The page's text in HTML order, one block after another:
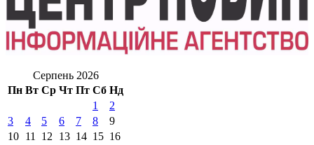
Серпень 2026
Пн Вт Ср Чт Пт Сб Нд
1
2
3
4 5 6 7 8
9
10 11 12 13 14 15 16